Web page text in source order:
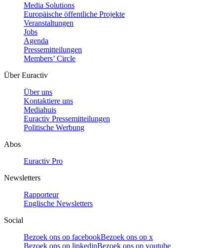
Media Solutions
Europäische öffentliche Projekte
Veranstaltungen
Jobs
Agenda
Pressemitteilungen
Members’ Circle
Über Euractiv
Über uns
Kontaktiere uns
Mediahuis
Euractiv Pressemitteilungen
Politische Werbung
Abos
Euractiv Pro
Newsletters
Rapporteur
Englische Newsletters
Social
Bezoek ons op facebookBezoek ons op x
Bezoek ons op linkedinBezoek ons op youtube